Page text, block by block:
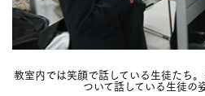
教室内では笑顔で話している生徒たち
ついて話している生徒の